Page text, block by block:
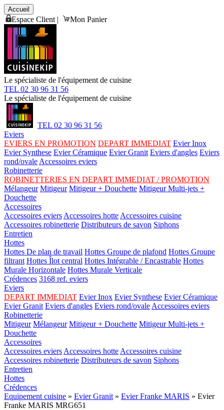
Accueil
Espace Client | Mon Panier
Le spécialiste de l'équipement de cuisine
TEL 02 30 96 31 56
Le spécialiste de l'équipement de cuisine
TEL 02 30 96 31 56
Eviers
EVIERS EN PROMOTION DEPART IMMEDIAT Evier Inox
Evier Synthese Evier Céramique Evier Granit Eviers d'angles Eviers
rond/ovale Accessoires eviers
Robinetterie
ROBINETTERIES EN DEPART IMMEDIAT / PROMOTION
Mélangeur Mitigeur Mitigeur + Douchette Mitigeur Multi-jets +
Douchette
Accessoires
Accessoires eviers Accessoires hotte Accessoires cuisine
Accessoires robinetterie Distributeurs de savon Siphons
Entretien
Hottes
Hottes De plan de travail Hottes Groupe de plafond Hottes Groupe
filtrant Hottes Îlot central Hottes Intégrable / Encastrable Hottes
Murale Horizontale Hottes Murale Verticale
Crédences 3168 ref. eviers
Eviers
DEPART IMMEDIAT Evier Inox Evier Synthese Evier Céramique
Evier Granit Eviers d'angles Eviers rond/ovale Accessoires eviers
Robinetterie
Mitigeur Mélangeur Mitigeur + Douchette Mitigeur Multi-jets +
Douchette
Accessoires
Accessoires eviers Accessoires hotte Accessoires cuisine
Accessoires robinetterie Distributeurs de savon Siphons
Entretien
Hottes
Crédences
Equipement cuisine » Evier Granit » Evier Franke MARIS » Evier
Franke MARIS MRG651